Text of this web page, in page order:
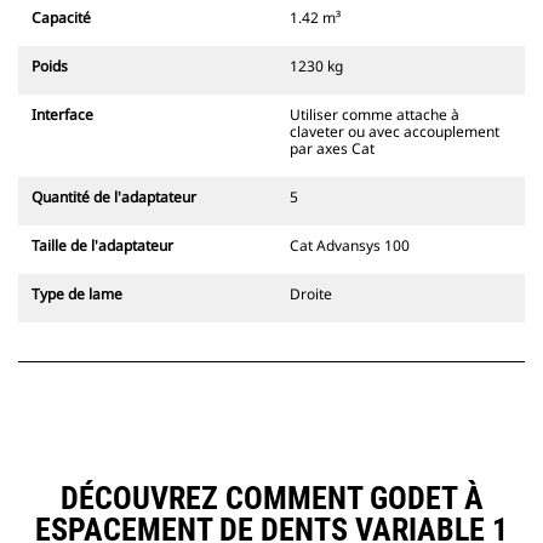
Capacité 1.42 m³
Poids 1230 kg
Interface
Utiliser comme attache à
claveter ou avec accouplement
par axes Cat
Quantité de l'adaptateur 5
Taille de l'adaptateur Cat Advansys 100
Type de lame Droite
DÉCOUVREZ COMMENT GODET À
ESPACEMENT DE DENTS VARIABLE 1